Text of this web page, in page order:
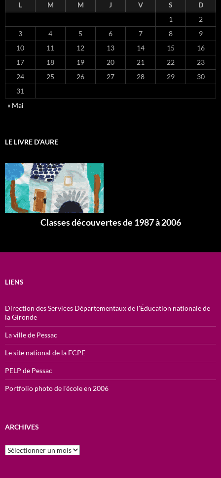
L M M J V S
D
1
2
3
4 5 6 7 8
9
10
11 12 13 14 15
16
17
18 19 20 21 22
23
24
25 26 27 28 29
30
31
« Mai
LE LIVRE D’AURE
Classes découvertes de 1987 à 2006
LIENS
Direction des Services Départementaux de l'Éducation nationale de
la Gironde
La ville de Pessac
Le site national de la FCPE
PELP de Pessac
Portfolio photo de l'école en 2006
ARCHIVES
ARCHIVES